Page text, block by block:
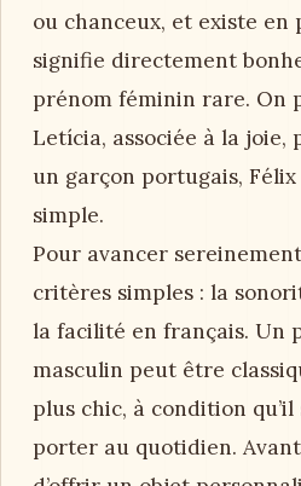
ou chanceux, et existe en
signifie directement
prénom féminin rare. On
Letícia, associée à la
un garçon portugais,
simple.
Pour avancer
critères simples : la
la facilité en français. Un
masculin peut être
plus chic, à condition
porter au quotidien.